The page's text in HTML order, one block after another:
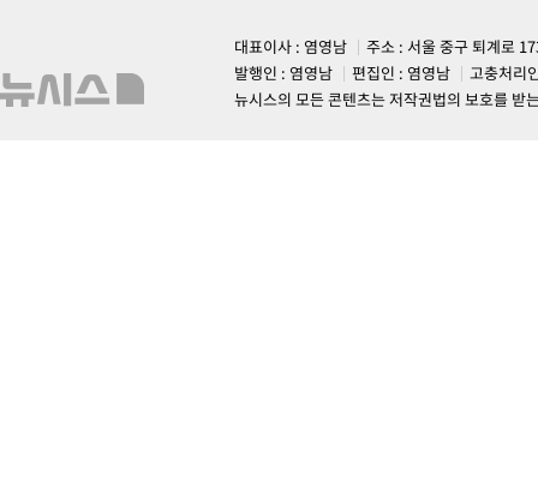
대표이사 : 염영남
주소 : 서울 중구 퇴계로
발행인 : 염영남
편집인 : 염영남
고충처리
뉴시스의 모든 콘텐츠는 저작권법의 보호를